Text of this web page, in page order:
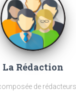
La Rédaction
de